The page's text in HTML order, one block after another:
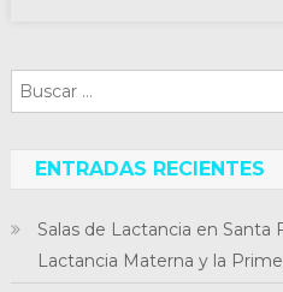
ENTRADAS RECIENTES
Salas de Lactancia en Santa
Lactancia Materna y la